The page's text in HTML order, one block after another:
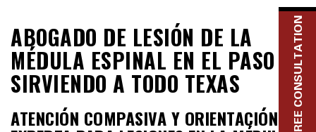
ABOGADO DE LESIÓN DE LA
MÉDULA ESPINAL EN EL PASO |
SIRVIENDO A TODO TEXAS
ATENCIÓN COMPASIVA Y ORIENTACIÓN FREE CONSULTATION